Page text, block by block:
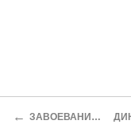
← ЗАВОЕВАНИЕ МОРЯ